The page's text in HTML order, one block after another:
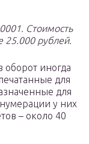
Стоимость
25.000 рублей.
оборот иногда
для
для
у них
– около 40